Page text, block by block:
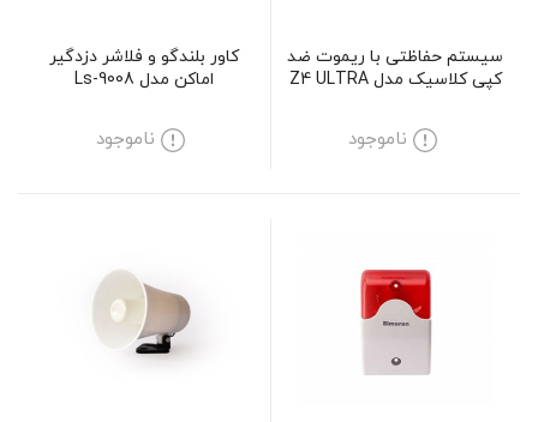
سیستم حفاظتی با ریموت ضد
کپی کلاسیک مدل Z4 ULTRA
ناموجود
کاور بلندگو و فلاشر دزدگیر
اماکن مدل Ls-9008
ناموجود